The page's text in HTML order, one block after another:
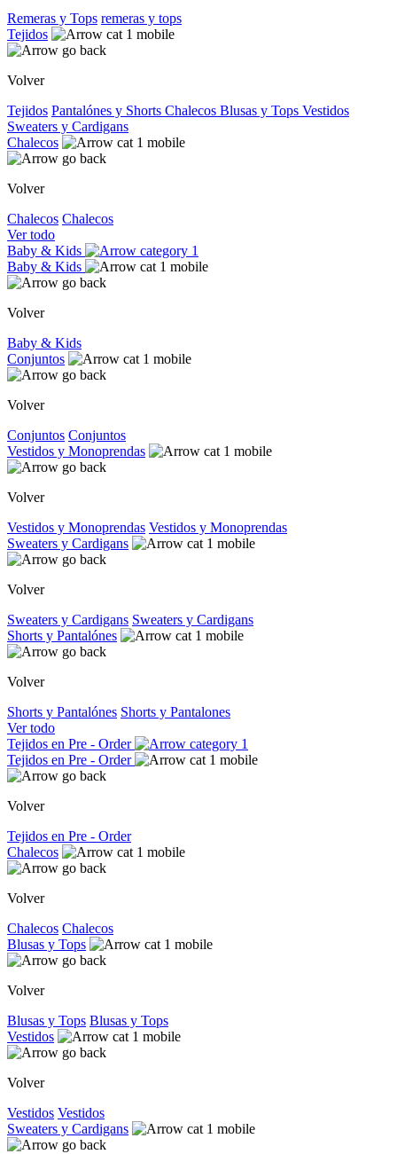
Remeras y Tops remeras y tops
Tejidos
Volver
Tejidos Pantalónes y Shorts Chalecos Blusas y Tops Vestidos
Sweaters y Cardigans
Chalecos
Volver
Chalecos Chalecos
Ver todo
Baby & Kids
Baby & Kids
Volver
Baby & Kids
Conjuntos
Volver
Conjuntos Conjuntos
Vestidos y Monoprendas
Volver
Vestidos y Monoprendas Vestidos y Monoprendas
Sweaters y Cardigans
Volver
Sweaters y Cardigans Sweaters y Cardigans
Shorts y Pantalónes
Volver
Shorts y Pantalónes Shorts y Pantalones
Ver todo
Tejidos en Pre - Order
Tejidos en Pre - Order
Volver
Tejidos en Pre - Order
Chalecos
Volver
Chalecos Chalecos
Blusas y Tops
Volver
Blusas y Tops Blusas y Tops
Vestidos
Volver
Vestidos Vestidos
Sweaters y Cardigans